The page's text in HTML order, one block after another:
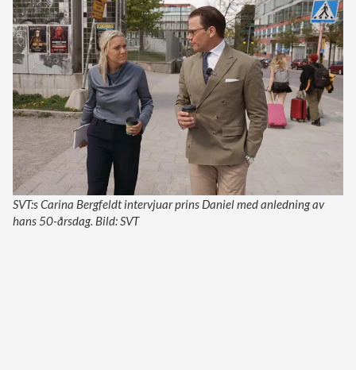
SVT:s Carina Bergfeldt intervjuar prins Daniel med anledning av
hans 50-årsdag. Bild: SVT